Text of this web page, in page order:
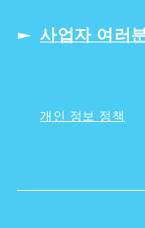
사업자 여러
개인 정보 정책